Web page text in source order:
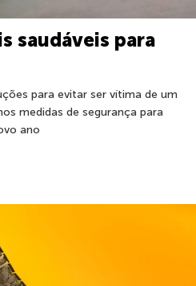
saudáveis para
para evitar ser vítima de um
medidas de segurança para
ano